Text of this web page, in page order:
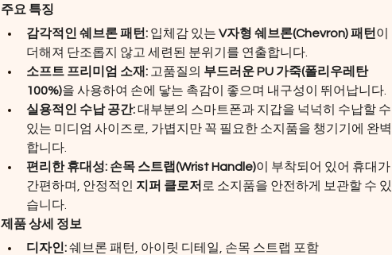
주요 특징
감각적인 쉐브론 패턴: 입체감 있는 V자형 쉐브론(Chevron) 패턴 이
더해져 단조롭지 않고 세련된 분위기를 연출합니다.
소프트 프리미엄 소재: 고품질의 부드러운 PU 가죽(폴리우레탄
100%)을 사용하여 손에 닿는 촉감이 좋으며 내구성이 뛰어납니다.
실용적인 수납 공간: 대부분의 스마트폰과 지갑을 넉넉히 수납할 수
있는 미디엄 사이즈로, 가볍지만 꼭 필요한 소지품을 챙기기에 완벽
합니다.
편리한 휴대성: 손목 스트랩(Wrist Handle)이 부착되어 있어 휴대가
간편하며, 안정적인 지퍼 클로저 로 소지품을 안전하게 보관할 수 있
습니다.
제품 상세 정보
디자인: 쉐브론 패턴, 아이릿 디테일, 손목 스트랩 포함